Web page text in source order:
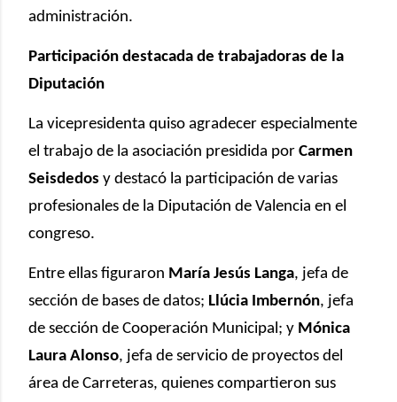
administración.
Participación destacada de trabajadoras de la
Diputación
La vicepresidenta quiso agradecer especialmente
el trabajo de la asociación presidida por Carmen
Seisdedos y destacó la participación de varias
profesionales de la Diputación de Valencia en el
congreso.
Entre ellas figuraron María Jesús Langa, jefa de
sección de bases de datos; Llúcia Imbernón, jefa
de sección de Cooperación Municipal; y Mónica
Laura Alonso, jefa de servicio de proyectos del
área de Carreteras, quienes compartieron sus